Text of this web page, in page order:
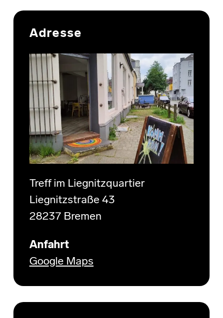
Skip back to main navigation
Adresse
Treff im Liegnitzquartier
Liegnitzstraße 43
28237 Bremen
Anfahrt
Google Maps